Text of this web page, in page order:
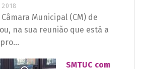
Municipal (CM) de
na sua reunião que está a
SMTUC com